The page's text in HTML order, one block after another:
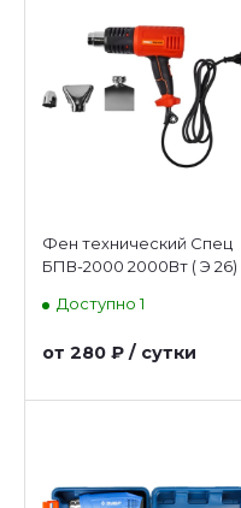
Фен технический Спец
БПВ-2000 2000Вт ( Э 26)
Доступно 1
от 280 ₽ / сутки